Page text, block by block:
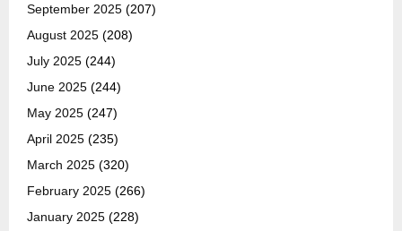
September 2025 (207)
August 2025 (208)
July 2025 (244)
June 2025 (244)
May 2025 (247)
April 2025 (235)
March 2025 (320)
February 2025 (266)
January 2025 (228)